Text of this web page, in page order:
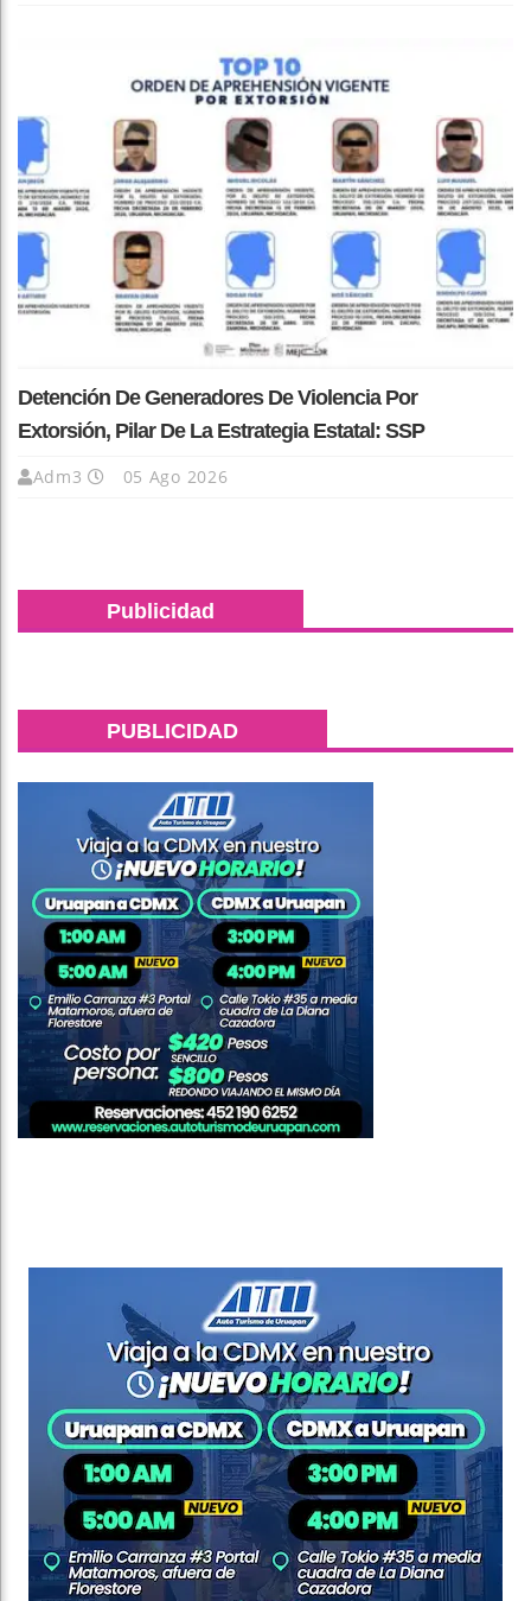
Detención De Generadores De Violencia Por
Extorsión, Pilar De La Estrategia Estatal: SSP
Adm3 05 Ago 2026
Publicidad
PUBLICIDAD